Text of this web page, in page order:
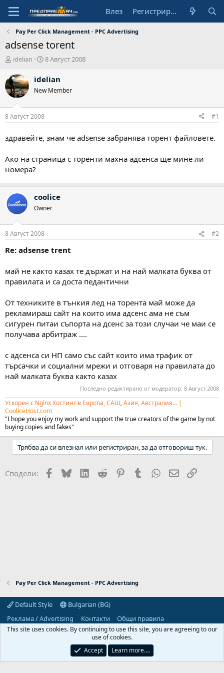
Влез Регистрирай се
Pay Per Click Management - PPC Advertising
adsense tоrent
А
т
о
р
idelian
Н
ч
л
д
т
8 Август 2008
idelian
New Member
8 Август 2008 #1
здравейте, знам че adsense забранява торент файловете.
Ако на страница с торенти махна адсенса ще мине ли
номера?
coolice
Owner
8 Август 2008 #2
Re: adsense trent
май не както казах те държат и на най малката буква от
правилата и са доста педантични
От техниките в тънкия лед на торента май може да
рекламираш сайт на които има адсенс ама не съм
сигурен питаи съпорта на дсенс за този случаи че маи се
получава арбитраж ....
с адсенса си НП само със сайт които има трафик от
търсачки и социални мрежи и отговаря на правилата до
най малката буква както казах
Последно редактирано от модератор: 8 Август 2008
Ускорен с Nginx Хостинг в Европа, САЩ, Азия, Австралия... |
CooliceHost.com
"I hope you enjoy my work and support the true creators of the game by not
buying copies and fakes"
Трябва да си влезнал или регистриран, за да отговориш тук.
Сподели: Facebook
BlueskyLinkedIn
Reddit PinterestTumblr WhatsApp
EmailLink
Pay Per Click Management - PPC Advertising
Default Style
Bulgarian (BG)
Реклама / Advertising
Контакти
Общи правила
Декларация за поверителност
Помощ Начало
R
S
Predpriemach.com © 2006-2026. Hosting by:
This site uses cookies. By continuing to use this site, you are agreeing to our
use of cookies.
Accept
Learn more.…